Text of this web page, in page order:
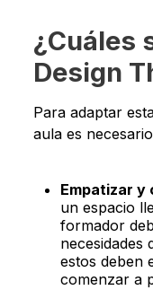
¿Cuáles
Design
Para adaptar
aula es
Empatizar y
un espacio
formador
necesidades
estos deben
comenzar a